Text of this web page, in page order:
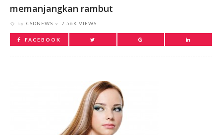
memanjangkan rambut
by CSDNEWS 7.56K VIEWS
FACEBOOK